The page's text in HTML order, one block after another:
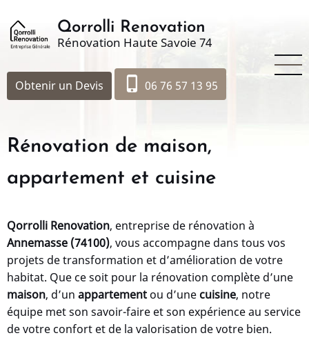
au
contenu
Qorrolli Renovation
Rénovation Haute Savoie 74
Obtenir un Devis phone_iphone 06 76 57 13 95
Rénovation de maison,
appartement et cuisine
Qorrolli Renovation, entreprise de rénovation à
Annemasse (74100), vous accompagne dans tous vos
projets de transformation et d’amélioration de votre
habitat. Que ce soit pour la rénovation complète d’une
maison, d’un appartement ou d’une cuisine, notre
équipe met son savoir-faire et son expérience au service
de votre confort et de la valorisation de votre bien.